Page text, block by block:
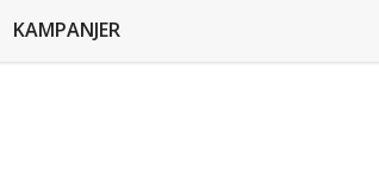
KAMPANJER